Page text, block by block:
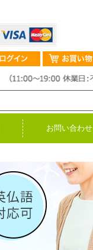
お問い合わせ